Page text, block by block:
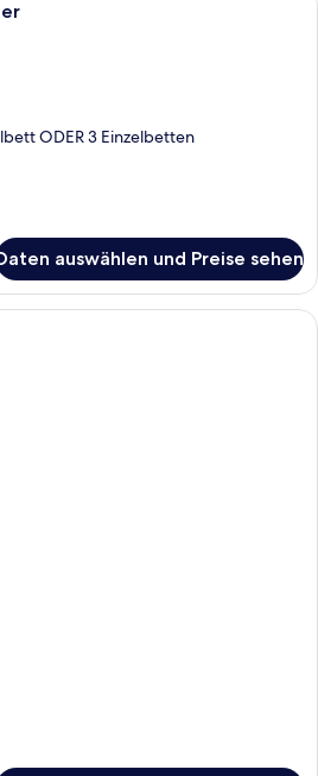
ODER 3 Einzelbetten
auswählen und Preise sehen